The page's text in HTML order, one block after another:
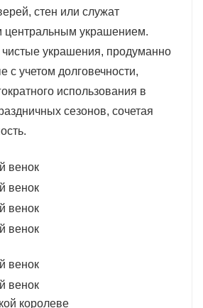
стен или служат
центральным украшением.
чистые украшения, продуманно
с учетом долговечности,
использования в
сезонов, сочетая